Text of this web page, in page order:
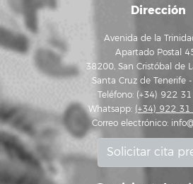
Dirección
Avenida de la
Apartado Postal
38200, San Cristóbal de
Santa Cruz de Tenerife
Teléfono: (+34) 922
Whatsapp: (+34) 922
Correo electrónico:
Solicitar cita